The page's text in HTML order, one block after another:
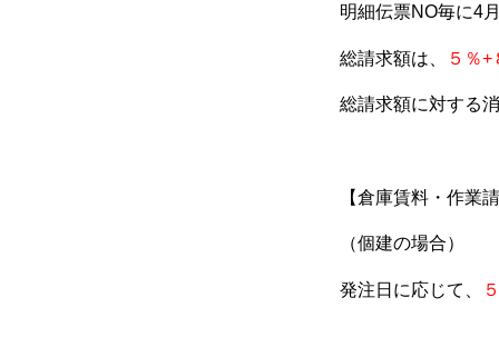
明細伝票NO毎に4
総請求額は、 ５％+
総請求額に対する
【倉庫賃料・作業
（個建の場合）
発注日に応じて、